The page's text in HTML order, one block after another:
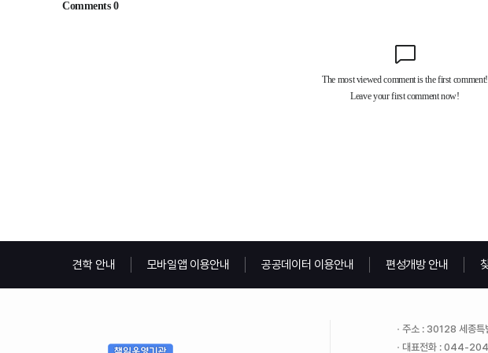
견학 안내 모바일앱 이용안내 공공데이터 이용안내 편성개방 안내
주소 : 30128 세종특
대표전화 : 044-